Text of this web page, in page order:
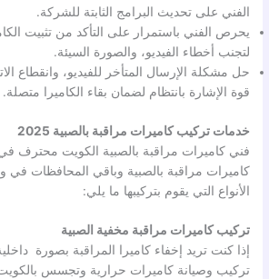
الفني على تحديث البرامج الثابتة للشركة.
يحرص الفني باستمرار على التأكد من تثبيت
لتجنب أخطاء الفيديو، والصورة السيئة.
حل مشكلة الإرسال المتأخر للفيديو، وانقطاع
قوة الإشارة بانتظام لضمان بقاء الكاميرا متصلة.
خدمات تركيب كاميرات مراقبة بالصبية 2025
فني كاميرات مراقبة بالصبية الكويت محترف
كاميرات مراقبة بالصبية وباقي المحافظات
الأنواع التي يقوم بتركيبها ما يلي:
تركيب كاميرات مراقبة مخفية الصبية
إذا كنت تريد إخفاء كاميرا المراقبة بصورة
تركيب وصيانة كاميرات حرارية وتجسس بالكويت